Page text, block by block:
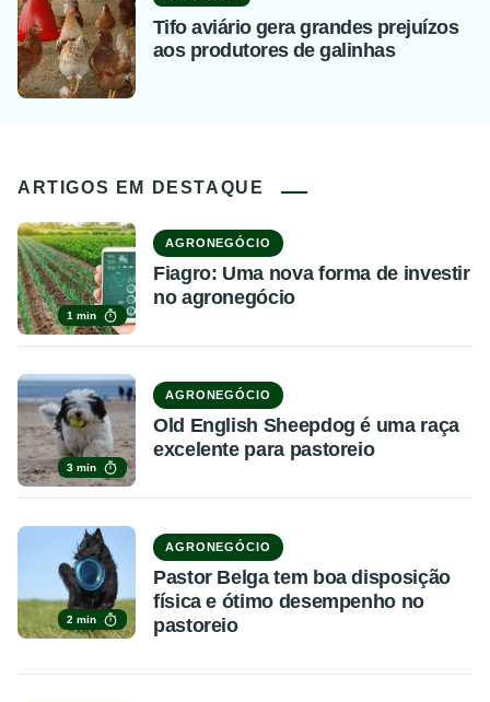
Tifo aviário gera grandes prejuízos
aos produtores de galinhas
ARTIGOS EM DESTAQUE
1 min
AGRONEGÓCIO
Fiagro: Uma nova forma de investir
no agronegócio
3 min
AGRONEGÓCIO
Old English Sheepdog é uma raça
excelente para pastoreio
2 min
AGRONEGÓCIO
Pastor Belga tem boa disposição
física e ótimo desempenho no
pastoreio